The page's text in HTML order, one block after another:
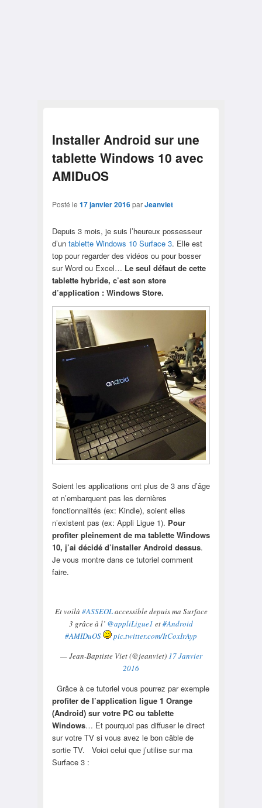
Installer Android sur une
tablette Windows 10 avec
AMIDuOS
Posté le 17 janvier 2016parJeanviet
Depuis 3 mois, je suis l’heureux possesseur
d’un tablette Windows 10 Surface 3. Elle est
top pour regarder des vidéos ou pour bosser
sur Word ou Excel… Le seul défaut de cette
tablette hybride, c’est son store
d’application : Windows Store.
Soient les applications ont plus de 3 ans d’âge
et n’embarquent pas les dernières
fonctionnalités (ex: Kindle), soient elles
n’existent pas (ex: Appli Ligue 1). Pour
profiter pleinement de ma tablette Windows
10, j’ai décidé d’installer Android dessus.
Je vous montre dans ce tutoriel comment
faire.
Et voilà #ASSEOLaccessible depuis ma Surface
3 grâce à l’ @appliLigue1 et#Android
#AMIDuOS
pic.twitter.com/ItCoxIrAyp
— Jean-Baptiste Viet (@jeanviet) 17 Janvier
2016
Grâce à ce tutoriel vous pourrez par exemple
profiter de l’application ligue 1 Orange
(Android) sur votre PC ou tablette
Windows… Et pourquoi pas diffuser le direct
sur votre TV si vous avez le bon câble de
sortie TV. Voici celui que j’utilise sur ma
Surface 3 :